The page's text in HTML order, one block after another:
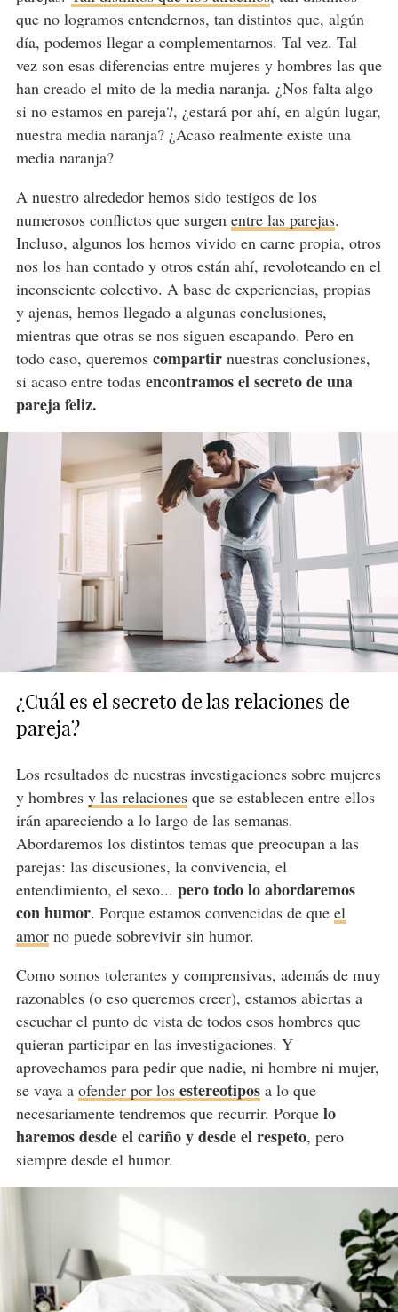
que no logramos entendernos, tan distintos que, algún
día, podemos llegar a complementarnos. Tal vez. Tal
vez son esas diferencias entre mujeres y hombres las que
han creado el mito de la media naranja. ¿Nos falta algo
si no estamos en pareja?, ¿estará por ahí, en algún lugar,
nuestra media naranja? ¿Acaso realmente existe una
media naranja?
A nuestro alrededor hemos sido testigos de los
numerosos conflictos que surgen entre las parejas.
Incluso, algunos los hemos vivido en carne propia, otros
nos los han contado y otros están ahí, revoloteando en el
inconsciente colectivo. A base de experiencias, propias
y ajenas, hemos llegado a algunas conclusiones,
mientras que otras se nos siguen escapando. Pero en
todo caso, queremos compartir nuestras conclusiones,
si acaso entre todas encontramos el secreto de una
pareja feliz.
¿Cuál es el secreto de las relaciones de
pareja?
Los resultados de nuestras investigaciones sobre mujeres
y hombres y las relacionesque se establecen entre ellos
irán apareciendo a lo largo de las semanas.
Abordaremos los distintos temas que preocupan a las
parejas: las discusiones, la convivencia, el
entendimiento, el sexo... pero todo lo abordaremos
con humor. Porque estamos convencidas de que el
amorno puede sobrevivir sin humor.
Como somos tolerantes y comprensivas, además de muy
razonables (o eso queremos creer), estamos abiertas a
escuchar el punto de vista de todos esos hombres que
quieran participar en las investigaciones. Y
aprovechamos para pedir que nadie, ni hombre ni mujer,
se vaya a ofender por los estereotiposa lo que
necesariamente tendremos que recurrir. Porquelo
haremos desde el cariño y desde el respeto, pero
siempre desde el humor.